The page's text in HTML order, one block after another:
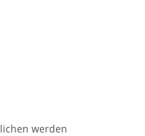
werden